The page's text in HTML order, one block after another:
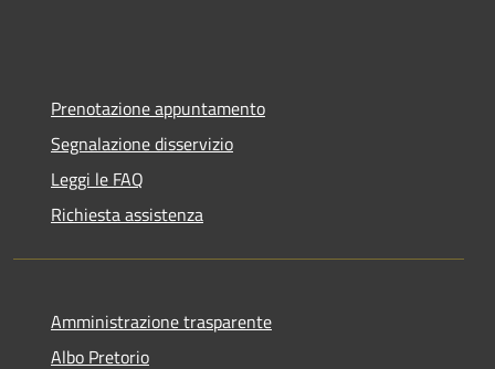
Prenotazione appuntamento
Segnalazione disservizio
Leggi le FAQ
Richiesta assistenza
Amministrazione trasparente
Albo Pretorio